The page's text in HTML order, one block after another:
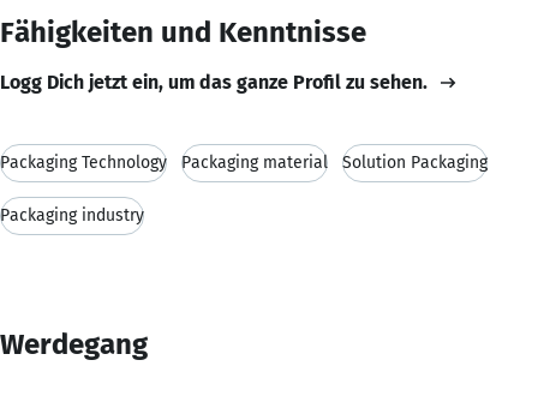
Fähigkeiten und Kenntnisse
Logg Dich jetzt ein, um das ganze Profil zu sehen.
Packaging Technology Packaging material Solution Packaging
Packaging industry
Werdegang